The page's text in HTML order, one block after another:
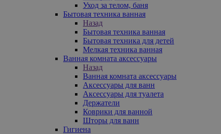
Уход за телом, баня
Бытовая техника ванная
Назад
Бытовая техника ванная
Бытовая техника для детей
Мелкая техника ванная
Ванная комната аксессуары
Назад
Ванная комната аксессуары
Аксессуары для ванн
Аксессуары для туалета
Держатели
Коврики для ванной
Шторы для ванн
Гигиена